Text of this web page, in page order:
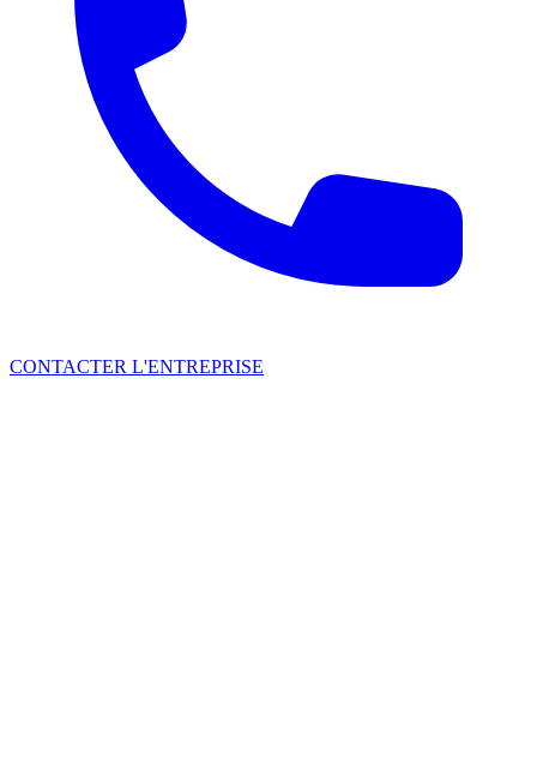
CONTACTER L'ENTREPRISE